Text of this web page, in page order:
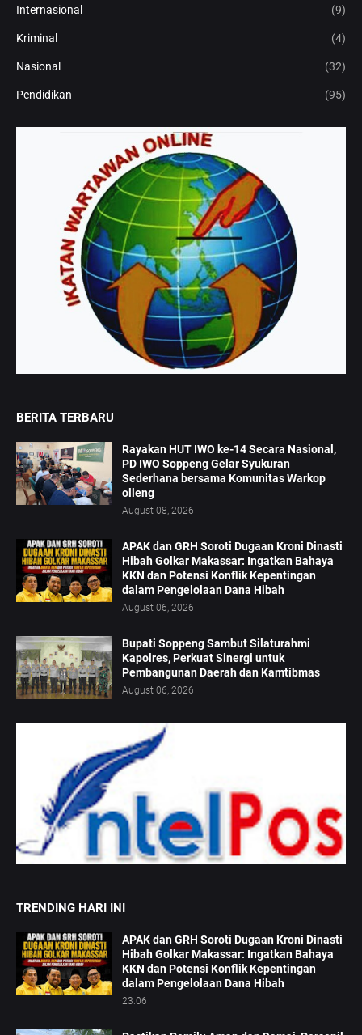
Internasional (9)
Kriminal (4)
Nasional (32)
Pendidikan (95)
BERITA TERBARU
Rayakan HUT IWO ke-14 Secara Nasional,
PD IWO Soppeng Gelar Syukuran
Sederhana bersama Komunitas Warkop
olleng
August 08, 2026
APAK dan GRH Soroti Dugaan Kroni Dinasti
Hibah Golkar Makassar: Ingatkan Bahaya
KKN dan Potensi Konflik Kepentingan
dalam Pengelolaan Dana Hibah
August 06, 2026
Bupati Soppeng Sambut Silaturahmi
Kapolres, Perkuat Sinergi untuk
Pembangunan Daerah dan Kamtibmas
August 06, 2026
TRENDING HARI INI
APAK dan GRH Soroti Dugaan Kroni Dinasti
Hibah Golkar Makassar: Ingatkan Bahaya
KKN dan Potensi Konflik Kepentingan
dalam Pengelolaan Dana Hibah
23.06